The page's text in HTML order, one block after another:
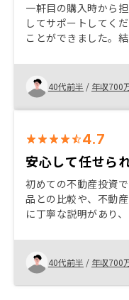
一軒目の購入時から
してサポートしてく
ことができました。
ができました。 ま
り、必要書類や手続
が、丁寧にご案内い
ズに進めることができ
40代前半 / 年収700
4.7
安心して任せら
初めての不動産投資
品との比較や、不動
に丁寧な説明があり
産運用方針を踏まえ
ができました。 また
っかり理解した上で
さり、投資物件だけ
にも信頼を持つこと
40代前半 / 年収700